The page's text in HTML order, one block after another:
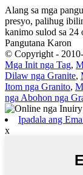
Alang sa mga
presyo, palihug
kanimo sulod sa 24
Pangutana Karon
© Copyright -
Mga Init nga Tag,
Dilaw nga Granite,
Itom nga Granito,
nga Abohon nga
Ipadala ang
x